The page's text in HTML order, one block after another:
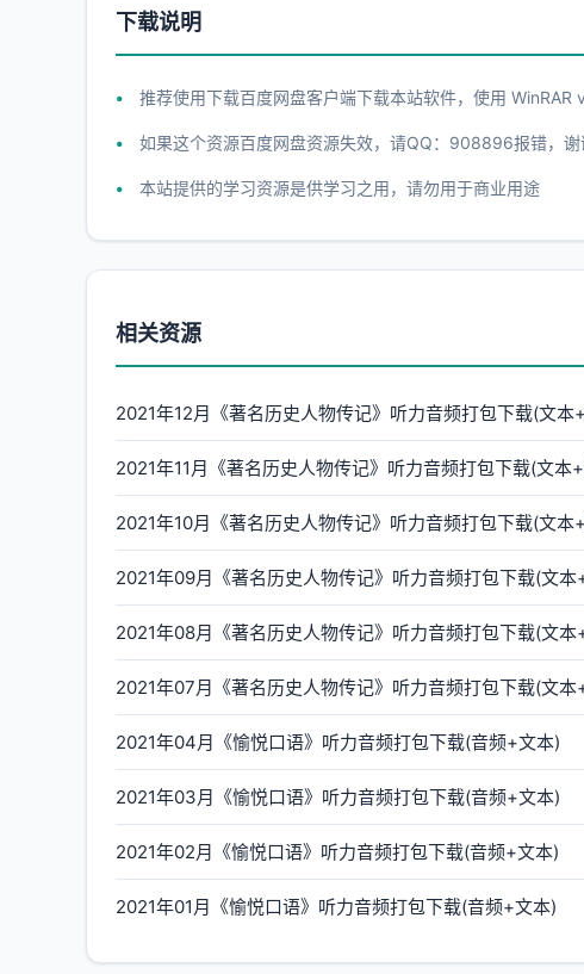
下载说明
推荐使用下载百度网盘客户端下载本站软件，使用 WinRAR
如果这个资源百度网盘资源失效，请QQ：908896报错，谢
本站提供的学习资源是供学习之用，请勿用于商业用途
相关资源
2021年12月《著名历史人物传记》听力音频打包下载(文本
2021年11月《著名历史人物传记》听力音频打包下载(文本
2021年10月《著名历史人物传记》听力音频打包下载(文本
2021年09月《著名历史人物传记》听力音频打包下载(文本
2021年08月《著名历史人物传记》听力音频打包下载(文本
2021年07月《著名历史人物传记》听力音频打包下载(文本
2021年04月《愉悦口语》听力音频打包下载(音频+文本)
2021年03月《愉悦口语》听力音频打包下载(音频+文本)
2021年02月《愉悦口语》听力音频打包下载(音频+文本)
2021年01月《愉悦口语》听力音频打包下载(音频+文本)